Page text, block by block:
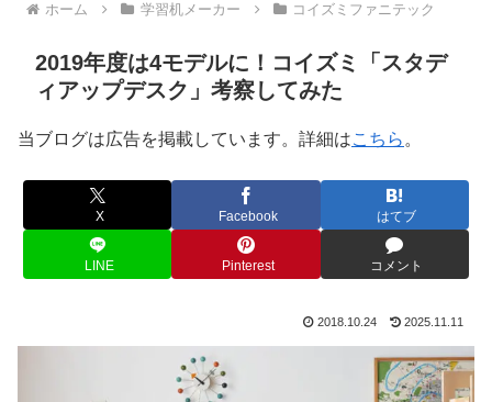
ホーム 学習机メーカー コイズミファニテック
2019年度は4モデルに！コイズミ「スタデ
ィアップデスク」考察してみた
当ブログは広告を掲載しています。詳細はこちら 。
X Facebook はてブ
LINE Pinterest コメント
2018.10.24 2025.11.11